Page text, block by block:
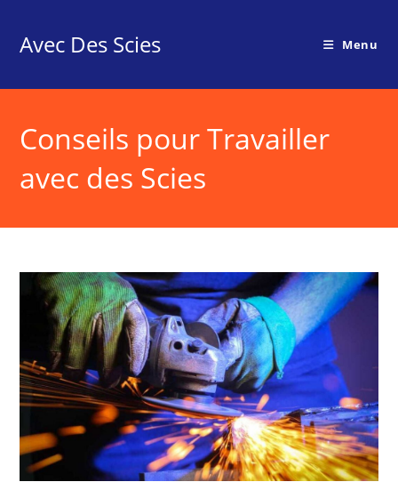
contentAvec Des Scies Menu
Conseils pour Travailler
avec des Scies